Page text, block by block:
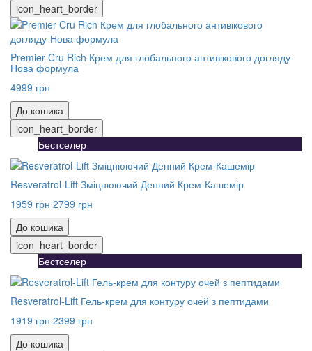
icon_heart_border
Premier Cru Rich Крем для глобального антивікового догляду-
Нова формула
4999 грн
До кошика
icon_heart_border
Бестселер
Resveratrol-Lift Зміцнюючий Денний Крем-Кашемір
1959 грн 2799 грн
До кошика
icon_heart_border
Бестселер
Resveratrol-Lift Гель-крем для контуру очей з пептидами
1919 грн 2399 грн
До кошика